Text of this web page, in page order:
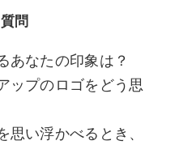
問
あなたの印象は？
ップのロゴをどう思
思い浮かべるとき、